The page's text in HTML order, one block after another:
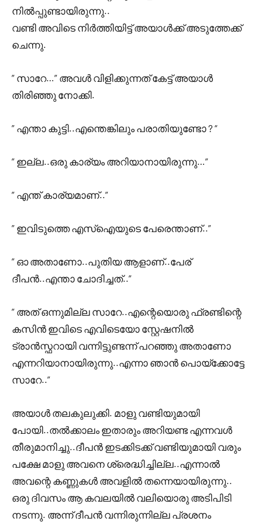
നിൽപ്പുണ്ടായിരുന്നു..
വണ്ടി അവിടെ നിർത്തിയിട്ട് അയാൾക്ക് അടുത്തേക്ക്
ചെന്നു.
” സാറേ…” അവൾ വിളിക്കുന്നത്‌ കേട്ട് അയാൾ
തിരിഞ്ഞു നോക്കി.
” എന്താ കുട്ടി..എന്തെങ്കിലും പരാതിയുണ്ടോ ? “
” ഇല്ല..ഒരു കാര്യം അറിയാനായിരുന്നു…”
” എന്ത് കാര്യമാണ്..”
” ഇവിടുത്തെ എസ്‌ഐയുടെ പേരെന്താണ്..”
” ഓ അതാണോ..പുതിയ ആളാണ്..പേര്
ദീപൻ..എന്താ ചോദിച്ചത്..”
” അത് ഒന്നുമില്ല സാറേ..എന്റെയൊരു ഫ്രണ്ടിന്റെ
കസിൻ ഇവിടെ എവിടെയോ സ്റ്റേഷനിൽ
ട്രാൻസ്ഫറായി വന്നിട്ടുണ്ടന്ന് പറഞ്ഞു അതാണോ
എന്നറിയാനായിരുന്നു..എന്നാ ഞാൻ പൊയ്ക്കോട്ടേ
സാറേ..”
അയാൾ തലകുലുക്കി. മാളു വണ്ടിയുമായി
പോയി..തൽക്കാലം ഇതാരും അറിയണ്ട എന്നവൾ
തീരുമാനിച്ചു..ദീപൻ ഇടക്കിടക്ക് വണ്ടിയുമായി വരും
പക്ഷേ മാളു അവനെ ശ്രെദ്ധിച്ചില്ല..എന്നാൽ
അവന്റെ കണ്ണുകൾ അവളിൽ തന്നെയായിരുന്നു..
ഒരു ദിവസം ആ കവലയിൽ വലിയൊരു അടിപിടി
നടന്നു. അന്ന് ദീപൻ വന്നിരുന്നില്ല പ്രശനം